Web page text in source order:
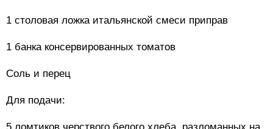
1 столовая ложка итальянской смеси приправ
1 банка консервированных томатов
Соль и перец
Для подачи: